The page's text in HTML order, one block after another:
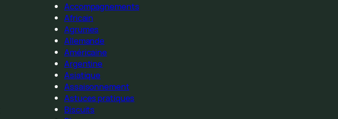
Accompagnements
Africain
Agrumes
Allemande
Américaine
Argentine
Asiatique
Assaisonnement
Astuces pratiques
Biscuits